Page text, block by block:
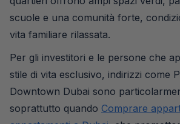
scuole e una comunità forte,
vita familiare rilassata.
Per gli investitori e le persone che
stile di vita esclusivo, indirizzi come
Downtown Dubai sono
soprattutto quando Comprare